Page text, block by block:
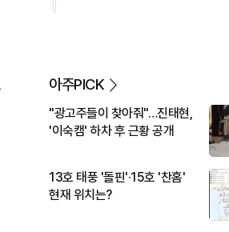
아주PICK
"광고주들이 찾아줘"…진태현,
'이숙캠' 하차 후 근황 공개
13호 태풍 '돌핀'·15호 '찬홈'
현재 위치는?